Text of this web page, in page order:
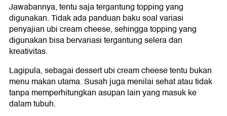
Jawabannya, tentu saja tergantung topping yang
digunakan. Tidak ada panduan baku soal variasi
penyajian ubi cream cheese, sehingga topping yang
digunakan bisa bervariasi tergantung selera dan
kreativitas.
Lagipula, sebagai dessert ubi cream cheese tentu bukan
menu makan utama. Susah juga menilai sehat atau tidak
tanpa memperhitungkan asupan lain yang masuk ke
dalam tubuh.